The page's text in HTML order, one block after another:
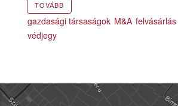
TOVÁBB
gazdasági társaságok M&A felvásárlás
védjegy